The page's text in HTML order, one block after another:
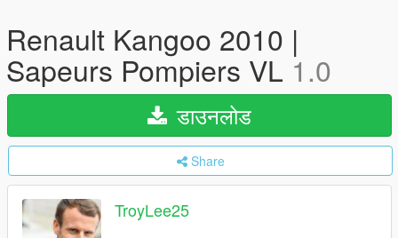
Renault Kangoo 2010 |
Sapeurs Pompiers VL 1.0
डाउनलोड
Share
TroyLee25